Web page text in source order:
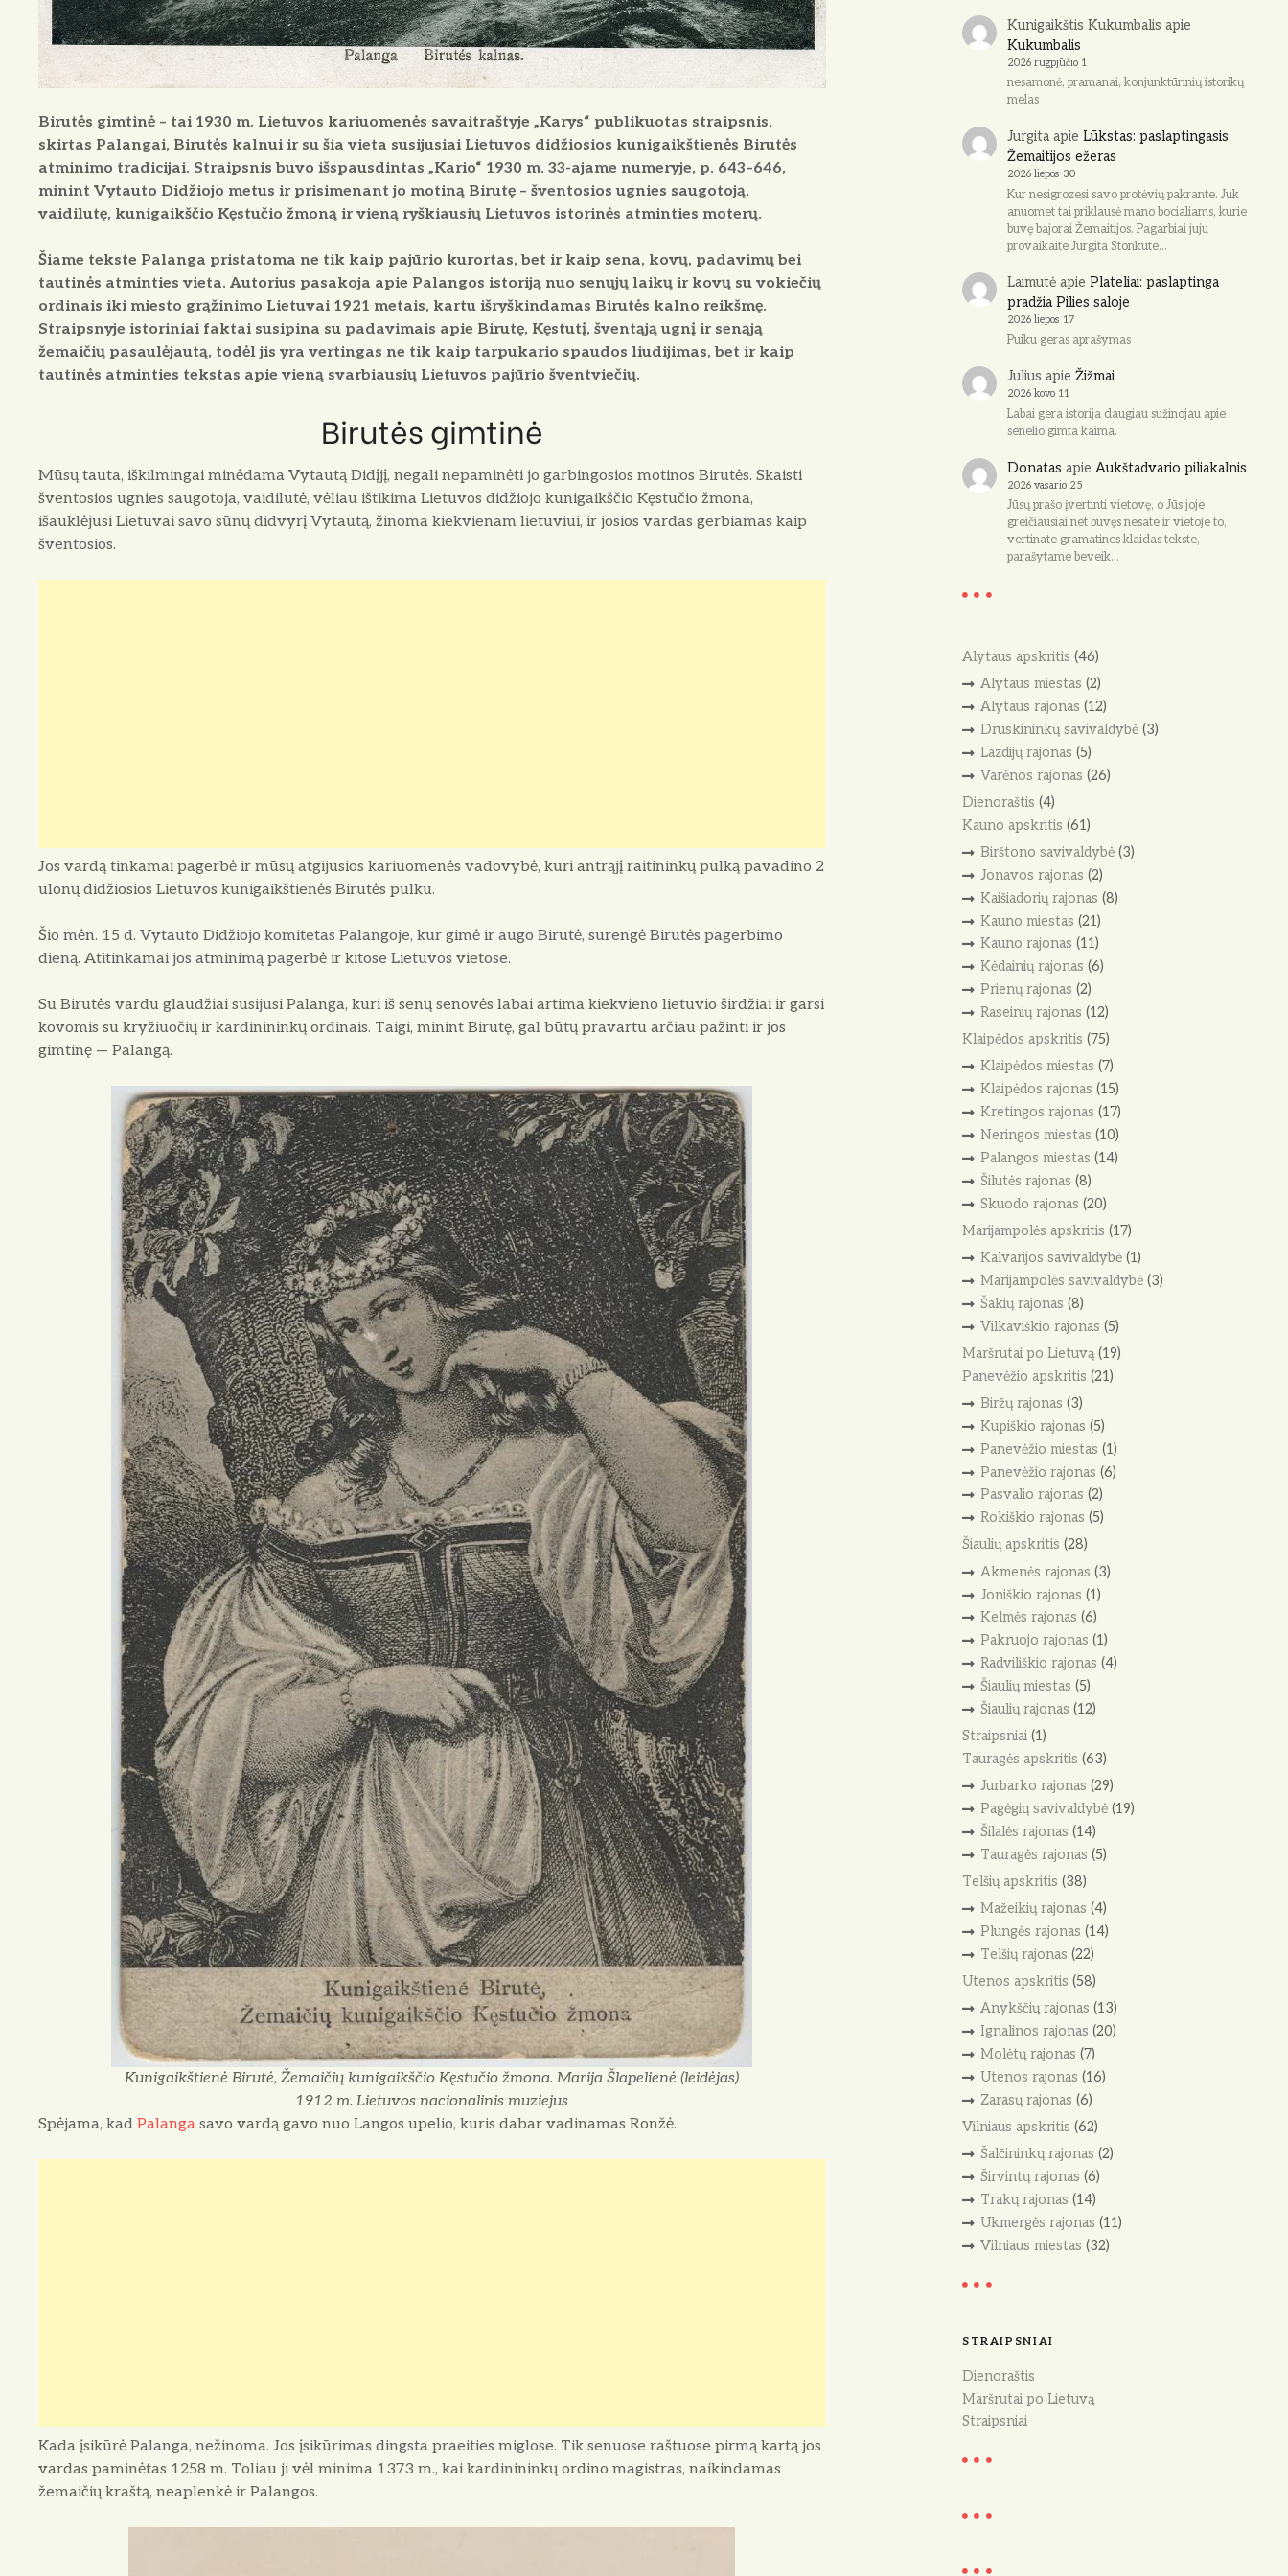
Birutės gimtinė – tai 1930 m. Lietuvos kariuomenės savaitraštyje „Karys“ publikuotas straipsnis,
skirtas Palangai, Birutės kalnui ir su šia vieta susijusiai Lietuvos didžiosios kunigaikštienės Birutės
atminimo tradicijai. Straipsnis buvo išspausdintas „Kario“ 1930 m. 33-ajame numeryje, p. 643–646,
minint Vytauto Didžiojo metus ir prisimenant jo motiną Birutę – šventosios ugnies saugotoją,
vaidilutę, kunigaikščio Kęstučio žmoną ir vieną ryškiausių Lietuvos istorinės atminties moterų.
Šiame tekste Palanga pristatoma ne tik kaip pajūrio kurortas, bet ir kaip sena, kovų, padavimų bei
tautinės atminties vieta. Autorius pasakoja apie Palangos istoriją nuo senųjų laikų ir kovų su vokiečių
ordinais iki miesto grąžinimo Lietuvai 1921 metais, kartu išryškindamas Birutės kalno reikšmę.
Straipsnyje istoriniai faktai susipina su padavimais apie Birutę, Kęstutį, šventąją ugnį ir senąją
žemaičių pasaulėjautą, todėl jis yra vertingas ne tik kaip tarpukario spaudos liudijimas, bet ir kaip
tautinės atminties tekstas apie vieną svarbiausių Lietuvos pajūrio šventviečių.
Birutės gimtinė
Mūsų tauta, iškilmingai minėdama Vytautą Didįjį, negali nepaminėti jo garbingosios motinos Birutės. Skaisti
šventosios ugnies saugotoja, vaidilutė, vėliau ištikima Lietuvos didžiojo kunigaikščio Kęstučio žmona,
išauklėjusi Lietuvai savo sūnų didvyrį Vytautą, žinoma kiekvienam lietuviui, ir josios vardas gerbiamas kaip
šventosios.
Jos vardą tinkamai pagerbė ir mūsų atgijusios kariuomenės vadovybė, kuri antrąjį raitininkų pulką pavadino 2
ulonų didžiosios Lietuvos kunigaikštienės Birutės pulku.
Šio mėn. 15 d. Vytauto Didžiojo komitetas Palangoje, kur gimė ir augo Birutė, surengė Birutės pagerbimo
dieną. Atitinkamai jos atminimą pagerbė ir kitose Lietuvos vietose.
Su Birutės vardu glaudžiai susijusi Palanga, kuri iš senų senovės labai artima kiekvieno lietuvio širdžiai ir garsi
kovomis su kryžiuočių ir kardinininkų ordinais. Taigi, minint Birutę, gal būtų pravartu arčiau pažinti ir jos
gimtinę — Palangą.
Kunigaikštienė Birutė, Žemaičių kunigaikščio Kęstučio žmona. Marija Šlapelienė (leidėjas)
1912 m. Lietuvos nacionalinis muziejus
Spėjama, kad Palanga savo vardą gavo nuo Langos upelio, kuris dabar vadinamas Ronžė.
Kada įsikūrė Palanga, nežinoma. Jos įsikūrimas dingsta praeities miglose. Tik senuose raštuose pirmą kartą jos
vardas paminėtas 1258 m. Toliau ji vėl minima 1373 m., kai kardinininkų ordino magistras, naikindamas
žemaičių kraštą, neaplenkė ir Palangos.
Kunigaikštis Kukumbalis apie
Kukumbalis
2026 rugpjūčio 1
nesamonė, pramanai, konjunktūrinių istorikų
melas
Jurgitaapie Lūkstas: paslaptingasis
Žemaitijos ežeras
2026 liepos 30
Kur nesigrozesi savo protėvių pakrante. Juk
anuomet tai priklausė mano bocialiams, kurie
buvę bajorai Žemaitijos. Pagarbiai juju
provaikaite Jurgita Stonkute…
Laimutėapie Plateliai: paslaptinga
pradžia Pilies saloje
2026 liepos 17
Puiku geras aprašymas
Julius apie Žižmai
2026 kovo 11
Labai gera istorija daugiau sužinojau apie
senelio gimta kaima.
Donatas apie Aukštadvario piliakalnis
2026 vasario 25
Jūsų prašo įvertinti vietovę, o Jūs joje
greičiausiai net buvęs nesate ir vietoje to,
vertinate gramatines klaidas tekste,
parašytame beveik…
Alytaus apskritis (46)
Alytaus miestas (2)
Alytaus rajonas (12)
Druskininkų savivaldybė(3)
Lazdijų rajonas (5)
Varėnos rajonas (26)
Dienoraštis (4)
Kauno apskritis (61)
Birštono savivaldybė(3)
Jonavos rajonas (2)
Kaišiadorių rajonas (8)
Kauno miestas (21)
Kauno rajonas (11)
Kėdainių rajonas (6)
Prienų rajonas (2)
Raseinių rajonas (12)
Klaipėdos apskritis (75)
Klaipėdos miestas (7)
Klaipėdos rajonas (15)
Kretingos rajonas (17)
Neringos miestas (10)
Palangos miestas (14)
Šilutės rajonas (8)
Skuodo rajonas (20)
Marijampolės apskritis (17)
Kalvarijos savivaldybė(1)
Marijampolės savivaldybė(3)
Šakių rajonas (8)
Vilkaviškio rajonas (5)
Maršrutai po Lietuvą(19)
Panevėžio apskritis (21)
Biržų rajonas (3)
Kupiškio rajonas (5)
Panevėžio miestas (1)
Panevėžio rajonas (6)
Pasvalio rajonas (2)
Rokiškio rajonas (5)
Šiaulių apskritis (28)
Akmenės rajonas (3)
Joniškio rajonas (1)
Kelmės rajonas (6)
Pakruojo rajonas (1)
Radviliškio rajonas (4)
Šiaulių miestas (5)
Šiaulių rajonas (12)
Straipsniai (1)
Tauragės apskritis (63)
Jurbarko rajonas (29)
Pagėgių savivaldybė(19)
Šilalės rajonas (14)
Tauragės rajonas (5)
Telšių apskritis (38)
Mažeikių rajonas (4)
Plungės rajonas (14)
Telšių rajonas (22)
Utenos apskritis (58)
Anykščių rajonas (13)
Ignalinos rajonas (20)
Molėtų rajonas (7)
Utenos rajonas (16)
Zarasų rajonas (6)
Vilniaus apskritis (62)
Šalčininkų rajonas (2)
Širvintų rajonas (6)
Trakų rajonas (14)
Ukmergės rajonas (11)
Vilniaus miestas (32)
STRAIPSNIAI
Dienoraštis
Maršrutai po Lietuvą
Straipsniai